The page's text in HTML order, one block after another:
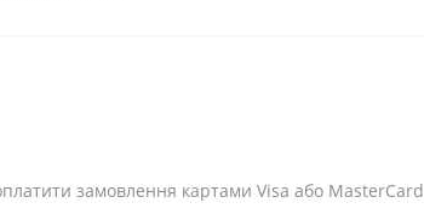
замовлення картами Visa або MasterCard